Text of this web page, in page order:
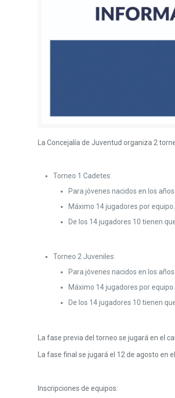
La Concejalía de Juventud organiza 2
Torneo 1 Cadetes:
Para jóvenes nacidos en los
Máximo 14 jugadores por equipo.
De los 14 jugadores 10 tienen
Torneo 2 Juveniles:
Para jóvenes nacidos en los
Máximo 14 jugadores por equipo.
De los 14 jugadores 10 tienen
La fase previa del torneo se jugará en el
La fase final se jugará el 12 de agosto en
Inscripciones de equipos: